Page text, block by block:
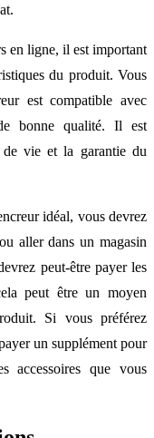
en ligne, il est important
du produit. Vous
est compatible avec
bonne qualité. Il est
vie et la garantie du
idéal, vous devrez
aller dans un magasin
peut-être payer les
peut être un moyen
Si vous préférez
un supplément pour
accessoires que vous